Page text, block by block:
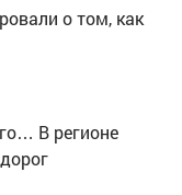
о том, как
В регионе